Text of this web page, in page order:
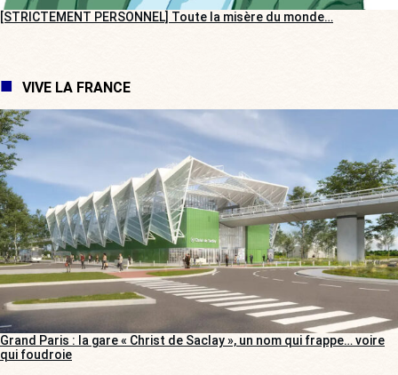
[STRICTEMENT PERSONNEL] Toute la misère du monde…
VIVE LA FRANCE
Grand Paris : la gare « Christ de Saclay », un nom qui frappe… voire
qui foudroie